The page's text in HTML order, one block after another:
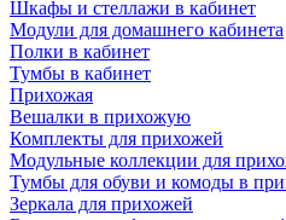
Шкафы и стеллажи в кабинет
Модули для домашнего кабинета
Полки в кабинет
Тумбы в кабинет
Прихожая
Вешалки в прихожую
Комплекты для прихожей
Модульные коллекции для
Тумбы для обуви и комоды в
Зеркала для прихожей